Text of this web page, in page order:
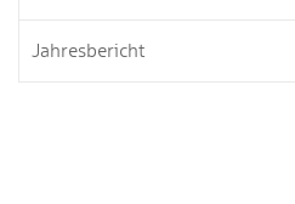
Jahresbericht